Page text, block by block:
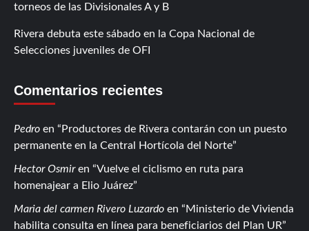
torneos de las Divisionales A y B
Rivera debuta este sábado en la Copa Nacional de
Selecciones juveniles de OFI
Comentarios recientes
Pedro en
Productores de Rivera contarán con un puesto
permanente en la Central Hortícola del Norte
Hector Osmiren
Vuelve el ciclismo en ruta para
homenajear a Elio Juárez
Maria del carmen Rivero Luzardo en
Ministerio de Vivienda
habilita consulta en línea para beneficiarios del Plan UR